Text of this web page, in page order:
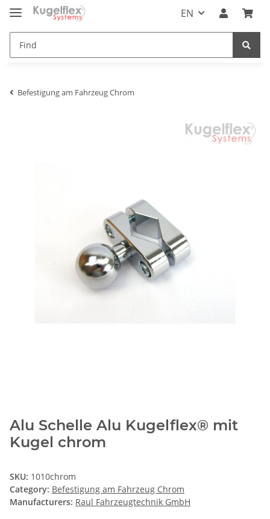
EN
Befestigung am Fahrzeug Chrom
Alu Schelle Alu Kugelflex® mit
Kugel chrom
SKU: 1010chrom
Category: Befestigung am Fahrzeug Chrom
Manufacturers: Raul Fahrzeugtechnik GmbH